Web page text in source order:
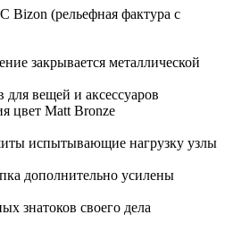
Bizon (рельефная фактура с
закрывается металлической
для вещей и аксессуаров
цвет Matt Bronze
испытывающие нагрузку узлы
дополнительно усилены
знатоков своего дела